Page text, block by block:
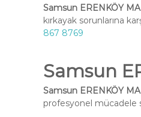
Samsun ERENKÖY
kırkayak sorunlarına
867 8769
Samsun
Samsun ERENKÖY
profesyonel mücadele